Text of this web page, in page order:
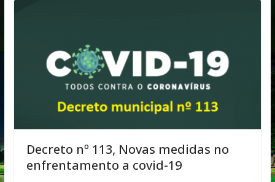
Decreto nº 113, Novas medidas no
enfrentamento a covid-19